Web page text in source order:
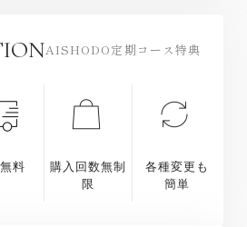
AISHODO定期コース特典
料
購入回数無制
限
各種変更も
簡単